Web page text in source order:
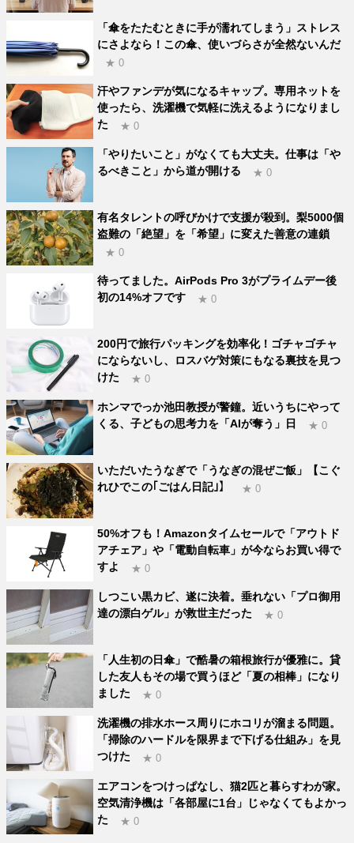
「傘をたたむときに手が濡れてしまう」ストレス
にさよなら！この傘、使いづらさが全然ないんだ
★ 0
汗やファンデが気になるキャップ。専用ネットを
使ったら、洗濯機で気軽に洗えるようになりまし
た
★ 0
「やりたいこと」がなくても大丈夫。仕事は「や
るべきこと」から道が開ける
★ 0
有名タレントの呼びかけで支援が殺到。梨5000個
盗難の「絶望」を「希望」に変えた善意の連鎖
★ 0
待ってました。AirPods Pro 3がプライムデー後
初の14%オフです
★ 0
200円で旅行パッキングを効率化！ゴチャゴチャ
にならないし、ロスバゲ対策にもなる裏技を見つ
けた
★ 0
ホンマでっか池田教授が警鐘。近いうちにやって
くる、子どもの思考力を「AIが奪う」日
★ 0
いただいたうなぎで「うなぎの混ぜご飯」【こぐ
れひでこの｢ごはん日記｣】
★ 0
50%オフも！Amazonタイムセールで「アウトド
アチェア」や「電動自転車」が今ならお買い得で
すよ
★ 0
しつこい黒カビ、遂に決着。垂れない「プロ御用
達の漂白ゲル」が救世主だった
★ 0
「人生初の日傘」で酷暑の箱根旅行が優雅に。貸
した友人もその場で買うほど「夏の相棒」になり
ました
★ 0
洗濯機の排水ホース周りにホコリが溜まる問題。
「掃除のハードルを限界まで下げる仕組み」を見
つけた
★ 0
エアコンをつけっぱなし、猫2匹と暮らすわが家。
空気清浄機は「各部屋に1台」じゃなくてもよかっ
た
★ 0